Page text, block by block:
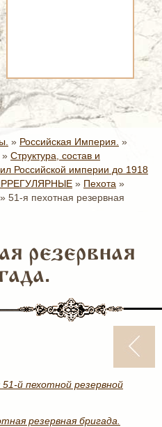
» Российская Империя. »
» Структура, состав и
Российской империи до 1918
» Пехота »
» 51-я пехотная резервная
резервная
й пехотной резервной
резервная бригада.